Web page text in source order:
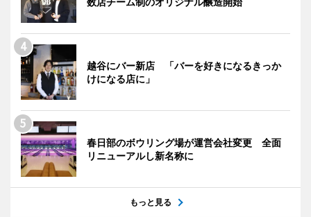
越谷にバー新店 「バーを好きになるきっか
けになる店に」
春日部のボウリング場が運営会社変更 全面
リニューアルし新名称に
もっと見る